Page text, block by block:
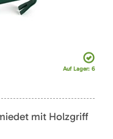
Auf Lager: 6
mit Holzgriff